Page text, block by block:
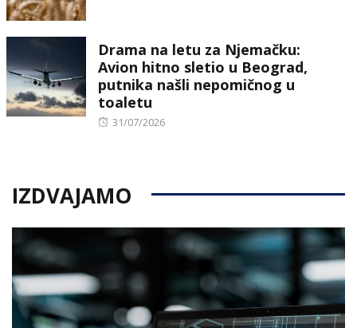
Drama na letu za Njemačku:
Avion hitno sletio u Beograd,
putnika našli nepomičnog u
toaletu
Posted
31/07/2026
IZDVAJAMO